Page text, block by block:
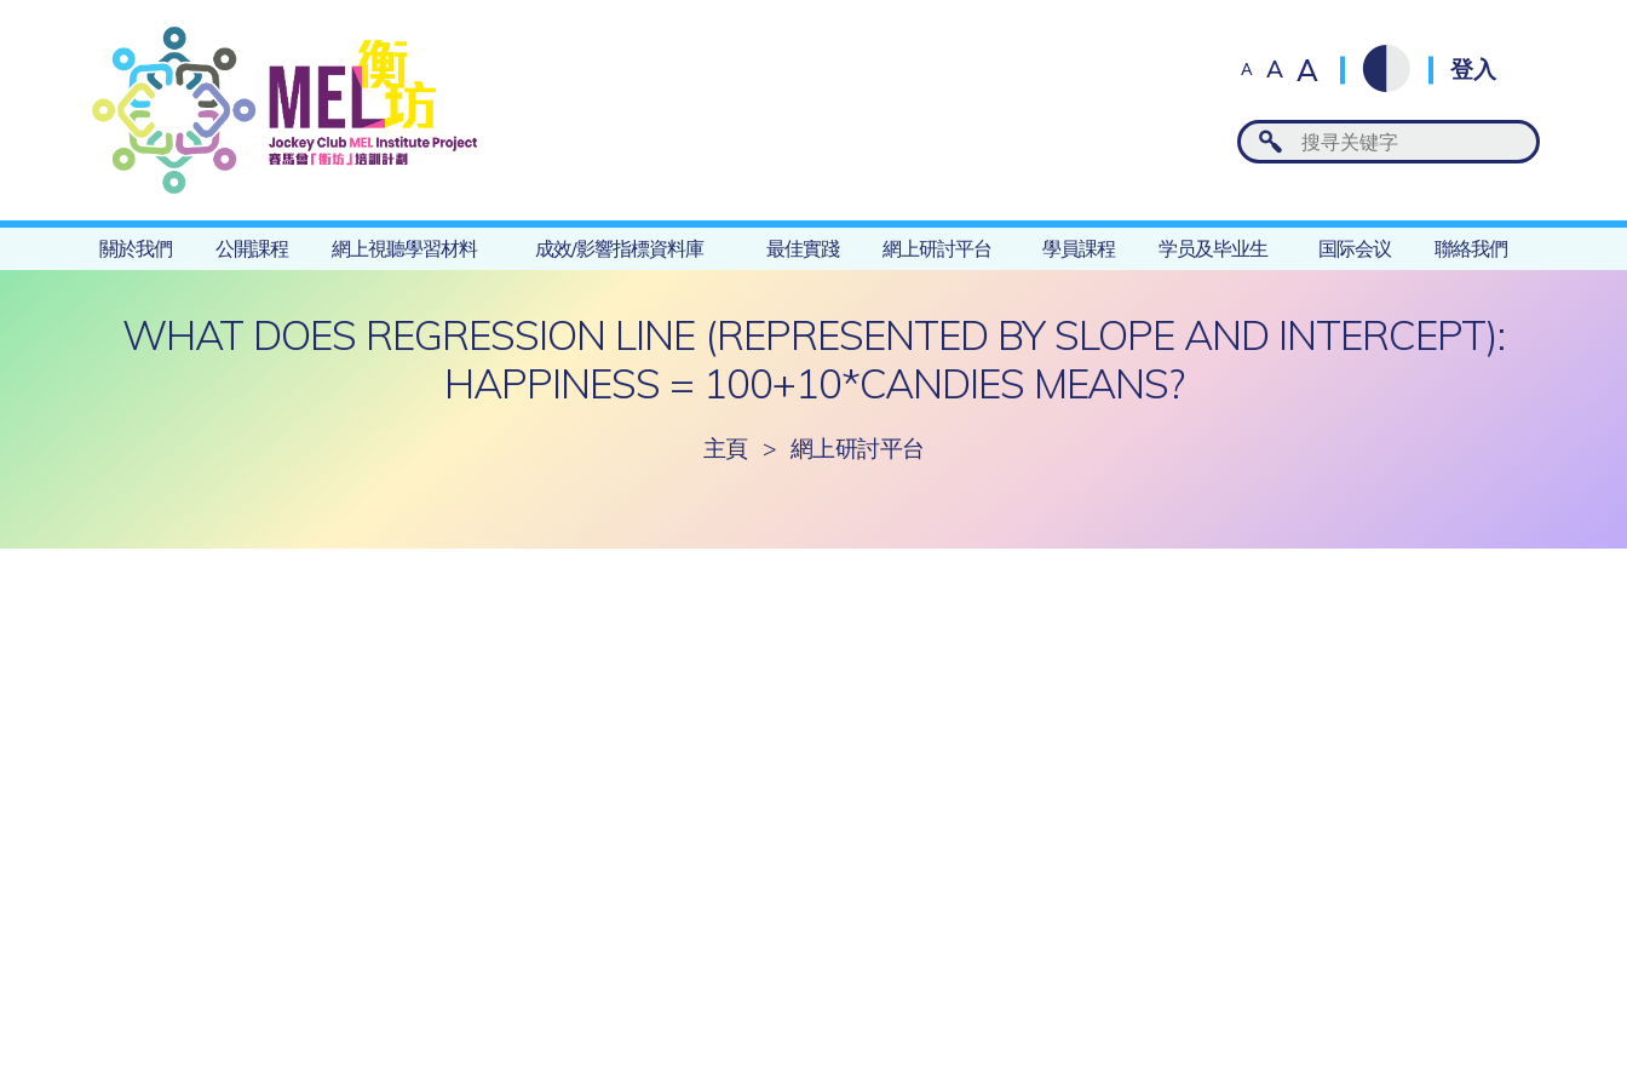
A A A 登入
關於我們 公開課程 網上視聽學習材料 成效/影響指標資料庫 最佳實踐 網上研討平台 學員課程 学员及毕业生 国际会议 聯絡我們
WHAT DOES REGRESSION LINE (REPRESENTED BY SLOPE AND INTERCEPT):
HAPPINESS = 100+10*CANDIES MEANS?
主頁 > 網上研討平台